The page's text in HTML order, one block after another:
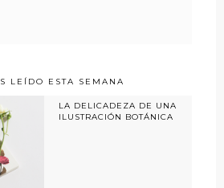
LEÍDO ESTA SEMANA
LA DELICADEZA DE UNA
ILUSTRACIÓN BOTÁNICA